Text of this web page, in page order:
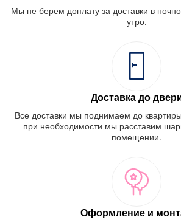
Мы не берем доплату за доставки в
утро.
Доставка до
Все доставки мы поднимаем до
при необходимости мы расставим
помещении.
Оформление и